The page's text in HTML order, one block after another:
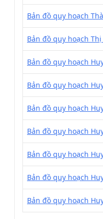
Bản đồ quy hoạch
Bản đồ quy hoạch Thị
Bản đồ quy hoạch
Bản đồ quy hoạch
Bản đồ quy hoạch
Bản đồ quy hoạch
Bản đồ quy hoạch
Bản đồ quy hoạch
Bản đồ quy hoạch